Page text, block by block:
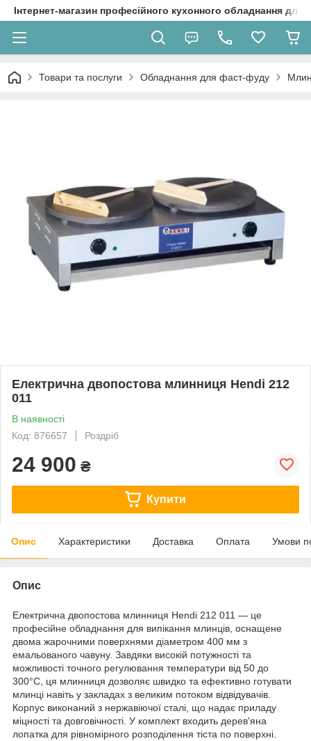
Інтернет-магазин професійного кухонного обладнання
Товари та послуги Обладнання для фаст-фуду
Електрична двопостова млинниця Hendi 212
011
В наявності
Код: 876657
Роздріб
24 900 ₴
Купити
Опис Характеристики Доставка Оплата Умови
Опис
Електрична двопостова млинниця Hendi 212 011 — це
професійне обладнання для випікання млинців, оснащене
двома жарочними поверхнями діаметром 400 мм з
емальованого чавуну. Завдяки високій потужності та
можливості точного регулювання температури від 50 до
300°C, ця млинниця дозволяє швидко та ефективно готувати
млинці навіть у закладах з великим потоком відвідувачів.
Корпус виконаний з нержавіючої сталі, що надає приладу
міцності та довговічності. У комплект входить дерев'яна
лопатка для рівномірного розподілення тіста по поверхні.